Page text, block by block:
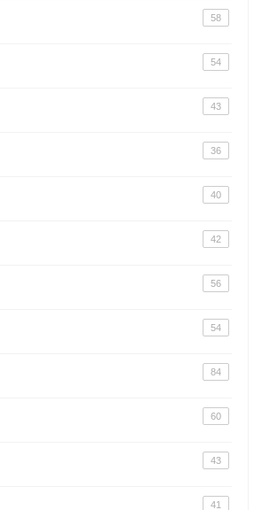
58
54
43
36
40
42
56
54
84
60
43
41